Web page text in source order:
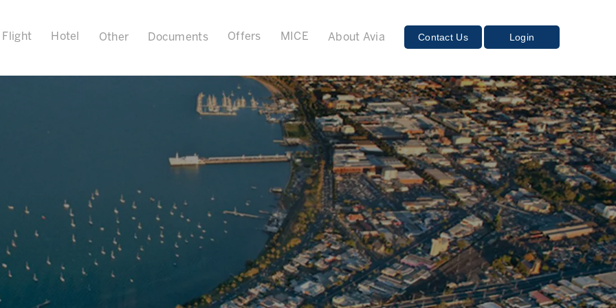
Flight Hotel Other Documents Offers MICE About Avia Contact Us Login